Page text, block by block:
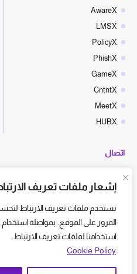
إشعار ملفات تعريف
نستخدم ملفات تعريف الارتباط
المرور على الموقع. بمواصلة
استخدامنا لملفات تعريف الارتباط.
Cookie Policy
AwareX
LMSX
PolicyX
PhishX
GameX
CntntX
MeetX
HUBX
اتصال
hello@cyberx.world